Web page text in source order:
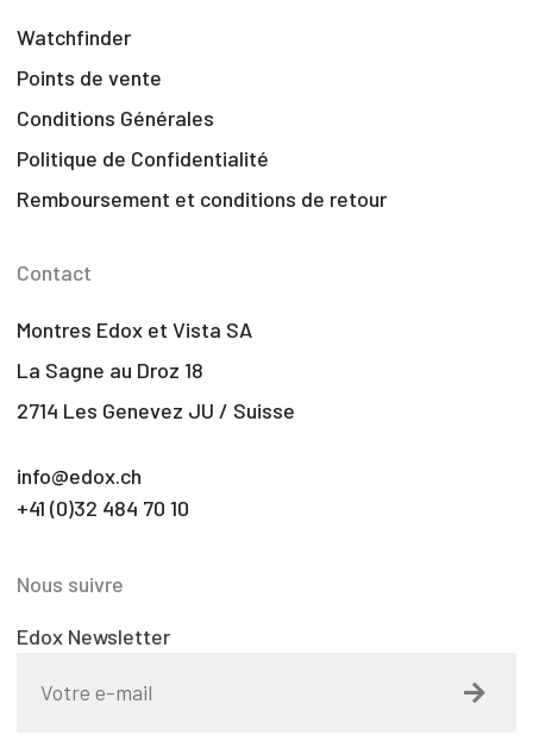
Watchfinder
Points de vente
Conditions Générales
Politique de Confidentialité
Remboursement et conditions de retour
Contact
Montres Edox et Vista SA
La Sagne au Droz 18
2714 Les Genevez JU / Suisse
info@edox.ch
+41 (0)32 484 70 10
Nous suivre
Edox Newsletter